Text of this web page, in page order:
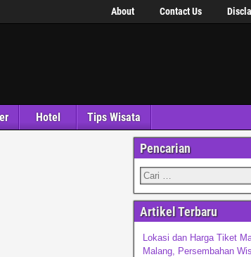
About Contact Us
Hotel Tips Wisata
Pencarian
Artikel Terbaru
Lokasi dan Harga Tiket
Malang, Persembahan